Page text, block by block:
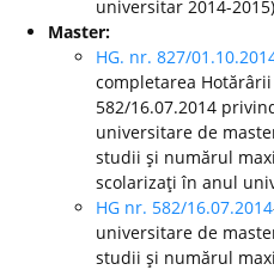
universitar 2014-2015)
Master:
HG. nr. 827/
completarea
582/16.07.2014
universitare de
studii şi numărul
scolarizaţi în anul
HG nr. 582/16.07.2014
universitare de
studii şi numărul